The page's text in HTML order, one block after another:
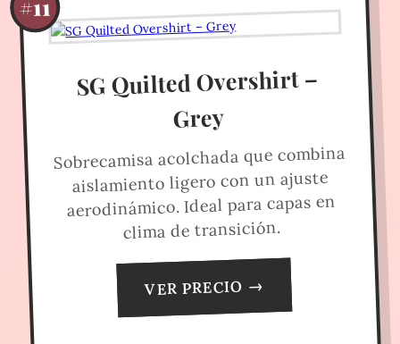
#11
SG Quilted Overshirt –
Grey
Sobrecamisa acolchada que combina
aislamiento ligero con un ajuste
aerodinámico. Ideal para capas en
clima de transición.
VER PRECIO →